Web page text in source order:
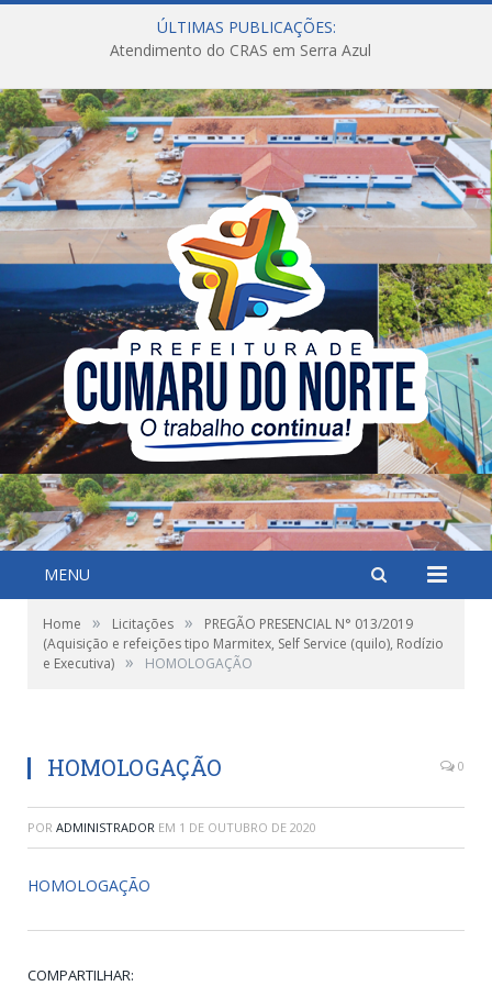
ÚLTIMAS PUBLICAÇÕES:
Atendimento do CRAS em Serra Azul
MENU
Home » Licitações »
PREGÃO PRESENCIAL N° 013/2019
(Aquisição e refeições tipo Marmitex, Self Service (quilo), Rodízio
e Executiva) » HOMOLOGAÇÃO
HOMOLOGAÇÃO 0
POR ADMINISTRADOR EM 1 DE OUTUBRO DE 2020
HOMOLOGAÇÃO
COMPARTILHAR: